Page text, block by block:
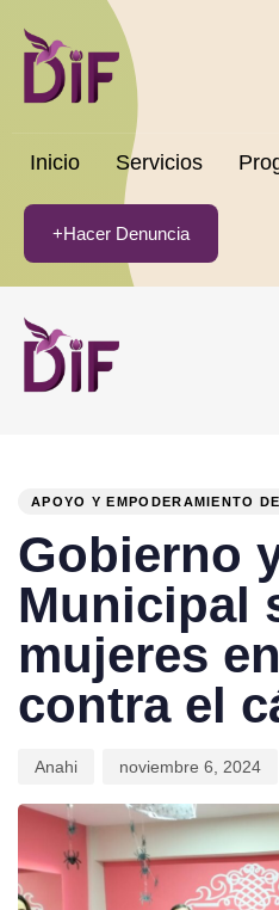
Inicio Servicios
+Hacer Denuncia
APOYO Y EMPODERAMIENTO
Gobierno
Municipal
mujeres
contra el
Anahi noviembre 6, 2024